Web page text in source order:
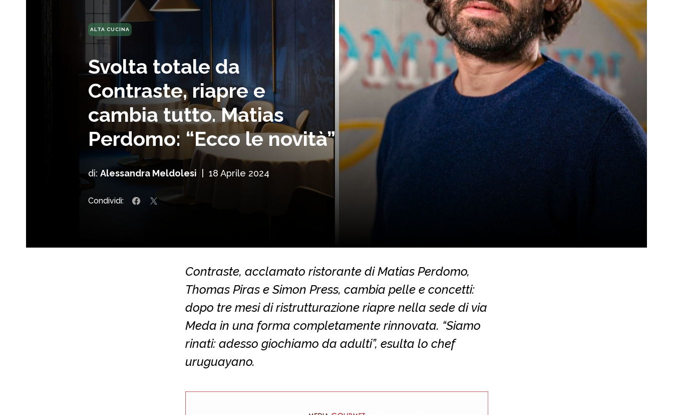
ALTA CUCINA
Svolta totale da
Contraste, riapre e
cambia tutto. Matias
Perdomo: “Ecco le novità”
di: Alessandra Meldolesi 18 Aprile 2024
Condividi:
Contraste, acclamato ristorante di Matias Perdomo,
Thomas Piras e Simon Press, cambia pelle e concetti:
dopo tre mesi di ristrutturazione riapre nella sede di via
Meda in una forma completamente rinnovata. “Siamo
rinati: adesso giochiamo da adulti”, esulta lo chef
uruguayano.